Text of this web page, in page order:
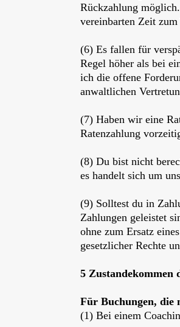
Rückzahlung
vereinbarten Zeit
(6) Es fallen für
Regel höher als bei
ich die offene
anwaltlichen
(7) Haben wir eine
Ratenzahlung
(8) Du bist nicht
es handelt sich um
(9) Solltest du in
Zahlungen geleistet
ohne zum Ersatz
gesetzlicher Rechte
5 Zustandekommen
Für Buchungen, die
(1) Bei einem